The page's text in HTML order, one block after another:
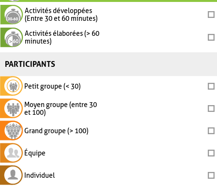
Activités développées
(Entre 30 et 60 minutes)
Activités élaborées (> 60
minutes)
PARTICIPANTS
Petit groupe (< 30)
Moyen groupe (entre 30
et 100)
Grand groupe (> 100)
Équipe
Individuel